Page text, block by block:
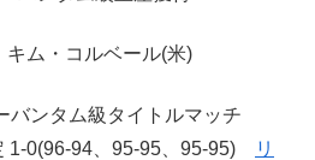
ム・コルベール(米)
バンタム級タイトルマッチ
0(96-94、95-95、95-95)
リ